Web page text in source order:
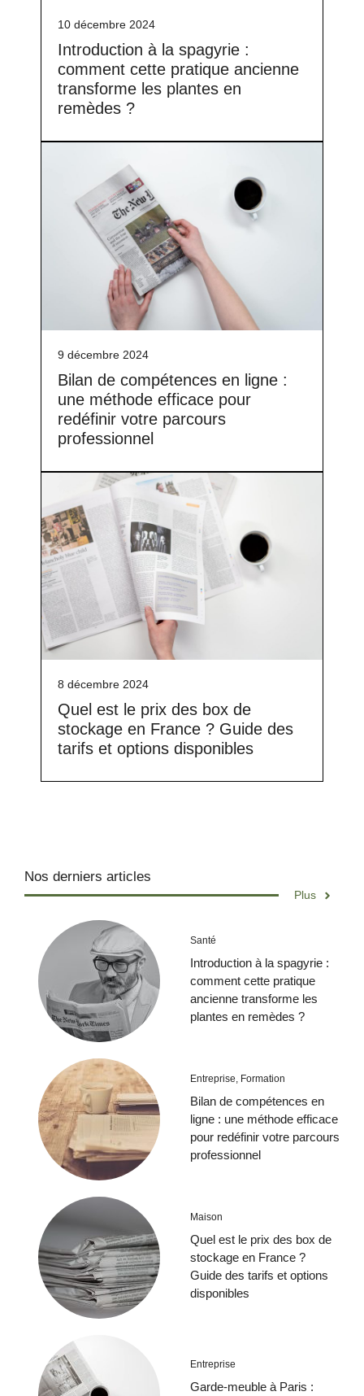
10 décembre 2024
Introduction à la spagyrie :
comment cette pratique ancienne
transforme les plantes en
remèdes ?
9 décembre 2024
Bilan de compétences en ligne :
une méthode efficace pour
redéfinir votre parcours
professionnel
8 décembre 2024
Quel est le prix des box de
stockage en France ? Guide des
tarifs et options disponibles
Nos derniers articles
Plus
Santé
Introduction à la spagyrie :
comment cette pratique
ancienne transforme les
plantes en remèdes ?
Entreprise, Formation
Bilan de compétences en
ligne : une méthode efficace
pour redéfinir votre parcours
professionnel
Maison
Quel est le prix des box de
stockage en France ?
Guide des tarifs et options
disponibles
Entreprise
Garde-meuble à Paris :